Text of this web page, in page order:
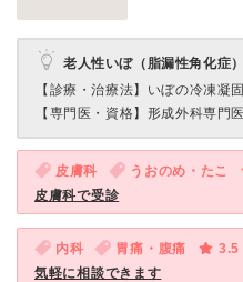
老人性いぼ（脂漏性角化症
【診療・治療法】 いぼの冷凍凝
【専門医・資格】 形成外科専門医
皮膚科 うおのめ・たこ
皮膚科で受診
内科 胃痛・腹痛
3.5
気軽に相談できます